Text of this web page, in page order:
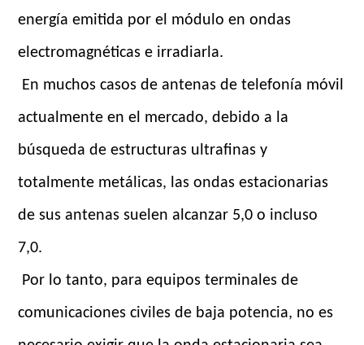
energía emitida por el módulo en ondas
electromagnéticas e irradiarla.
En muchos casos de antenas de telefonía móvil
actualmente en el mercado, debido a la
búsqueda de estructuras ultrafinas y
totalmente metálicas, las ondas estacionarias
de sus antenas suelen alcanzar 5,0 o incluso
7,0.
Por lo tanto, para equipos terminales de
comunicaciones civiles de baja potencia, no es